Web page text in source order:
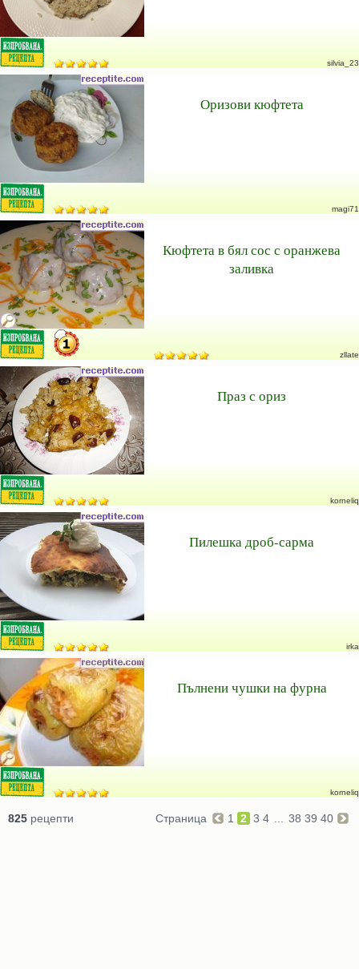
silvia_23
Оризови кюфтета
magi71
Кюфтета в бял сос с оранжева
заливка
zllate
Праз с ориз
korneliq
Пилешка дроб-сарма
irka
Пълнени чушки на фурна
korneliq
825 рецепти Страница 1 2 3 4 38 39 40